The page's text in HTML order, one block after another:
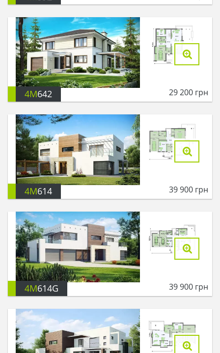
4M642 29 200 грн
4M614 39 900 грн
4M614G 39 900 грн